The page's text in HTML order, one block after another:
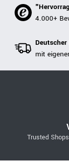
4.000+
mit
Trusted